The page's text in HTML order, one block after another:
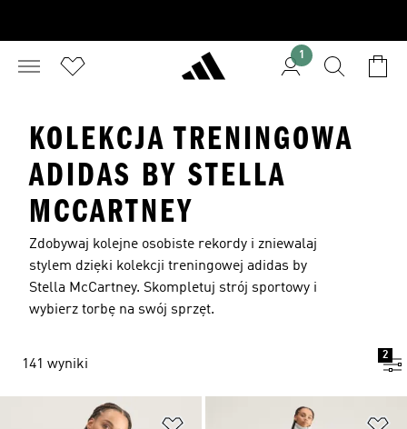
1
KOLEKCJA TRENINGOWA
ADIDAS BY STELLA
MCCARTNEY
Zdobywaj kolejne osobiste rekordy i zniewalaj
stylem dzięki kolekcji treningowej adidas by
Stella McCartney. Skompletuj strój sportowy i
wybierz torbę na swój sprzęt.
141 wyniki
2
Dodaj do listy życzeń